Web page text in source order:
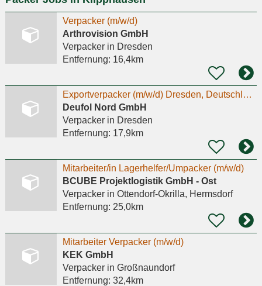
Verpacker (m/w/d)
Arthrovision GmbH
Verpackerin Dresden
Entfernung: 16,4km
Exportverpacker (m/w/d) Dresden, Deutschland
Deufol Nord GmbH
Verpackerin Dresden
Entfernung: 17,9km
Mitarbeiter/in Lagerhelfer/Umpacker (m/w/d)
BCUBE Projektlogistik GmbH - Ost
Verpackerin Ottendorf-Okrilla, Hermsdorf
Entfernung: 25,0km
Mitarbeiter Verpacker (m/w/d)
KEK GmbH
Verpackerin Großnaundorf
Entfernung: 32,4km